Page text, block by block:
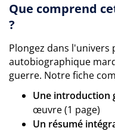
Que comprend
?
Plongez dans l'univers
autobiographique
guerre. Notre fiche
Une introduction
œuvre (1 page)
Un résumé